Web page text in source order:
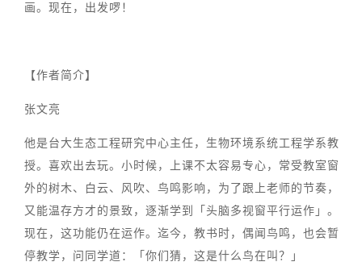
画。现在，出发啰！
【作者简介】
张文亮
他是台大生态工程研究中心主任，生物环境系统工程学系教
授。喜欢出去玩。小时候，上课不太容易专心，常受教室窗
外的树木、白云、风吹、鸟鸣影响，为了跟上老师的节奏，
又能温存方才的景致，逐渐学到「头脑多视窗平行运作」。
现在，这功能仍在运作。迄今，教书时，偶闻鸟鸣，也会暂
停教学，问同学道：「你们猜，这是什么鸟在叫？」